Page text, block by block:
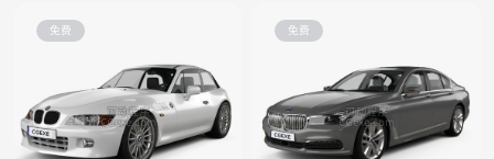
免费 免费